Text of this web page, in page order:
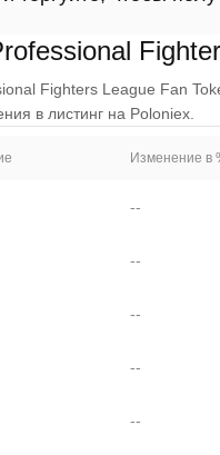
Fighters League Fan
в листинг на Poloniex.
Изменение в
--
--
--
--
--